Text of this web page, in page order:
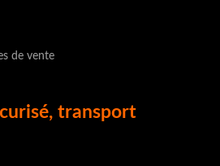
de vente
transport